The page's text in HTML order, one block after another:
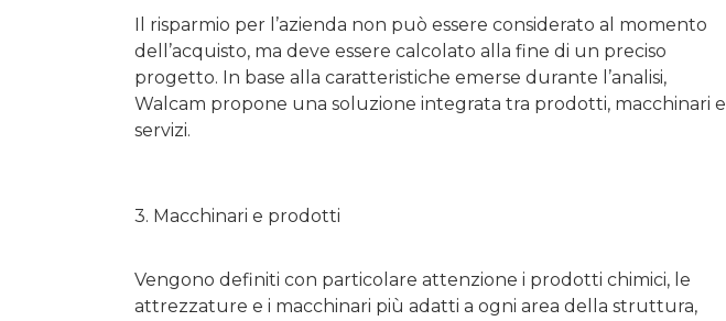
Il risparmio per l’azienda non può essere considerato al momento
dell’acquisto, ma deve essere calcolato alla fine di un preciso
progetto. In base alla caratteristiche emerse durante l’analisi,
Walcam propone una soluzione integrata tra prodotti, macchinari e
servizi.
3. Macchinari e prodotti
Vengono definiti con particolare attenzione i prodotti chimici, le
attrezzature e i macchinari più adatti a ogni area della struttura,